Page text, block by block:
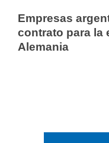
Empresas
contrato para la
Alemania